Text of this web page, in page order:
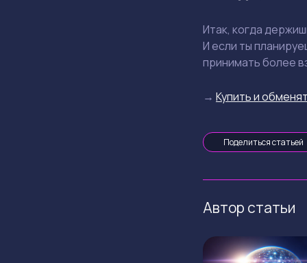
Итак, когда
И если ты
принимать более
→ Купить и
Поделиться статьей
Автор статьи